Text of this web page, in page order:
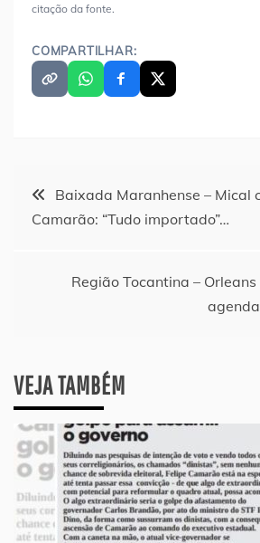
citação da fonte.
COMPARTILHAR:
Navegação
Baixada Maranhense – Mical
Camarão: “Tudo importado”…
Região Tocantina –
VEJA TAMBÉM